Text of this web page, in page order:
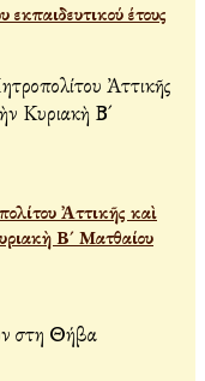
έτους
Ἀττικῆς καὶ
Β´ Ματθαίου